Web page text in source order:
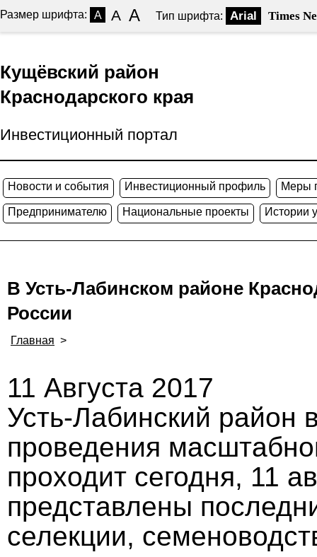
Размер шрифта: A A A Тип шрифта: Arial Times
Кущёвский район
Краснодарского края
Инвестиционный портал
Новости и события Инвестиционный профиль Меры
Предпринимателю Национальные проекты Истории
В Усть-Лабинском районе
России
Главная >
11 Августа 2017
Усть-Лабинский
проведения
проходит сегодня, 11
представлены
селекции,